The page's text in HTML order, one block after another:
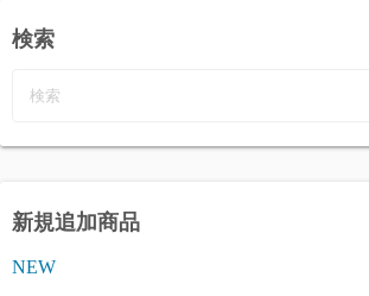
検索
新規追加商品
NEW